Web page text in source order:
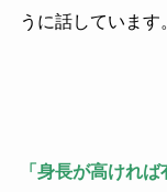
うに話しています
「身長が高けれ